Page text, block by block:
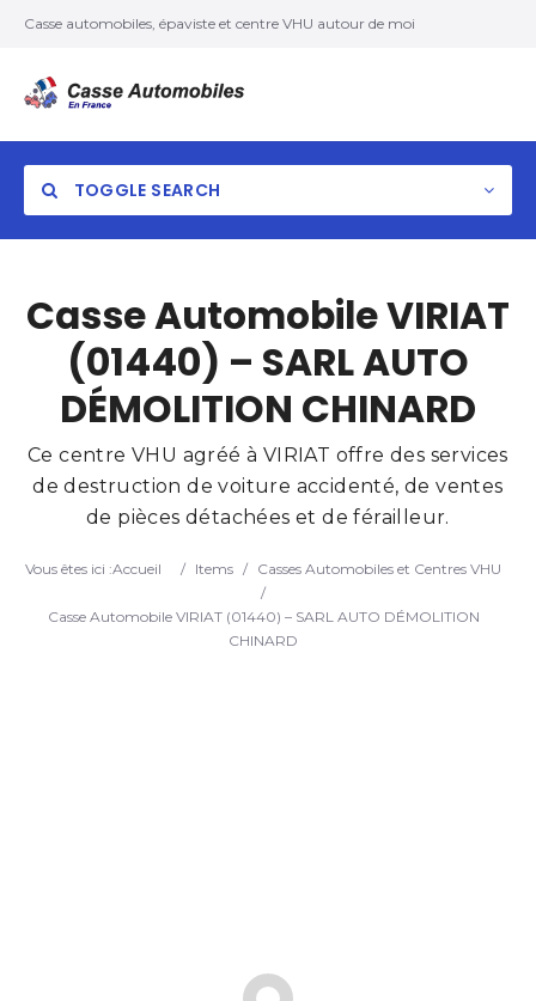
Casse automobiles, épaviste et centre VHU autour de moi
TOGGLE SEARCH
Search
Casse Automobile VIRIAT
(01440) – SARL AUTO
DÉMOLITION CHINARD
Ce centre VHU agréé à VIRIAT offre des services
de destruction de voiture accidenté, de ventes
de pièces détachées et de férailleur.
Vous êtes ici :Accueil / Items / Casses Automobiles et Centres VHU
/
Casse Automobile VIRIAT (01440) – SARL AUTO DÉMOLITION
CHINARD